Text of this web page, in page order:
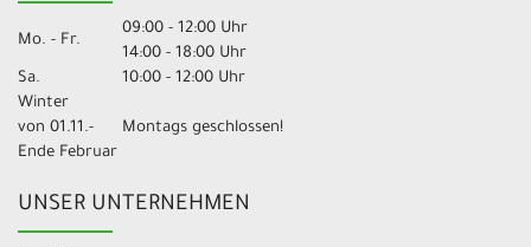
Mo. - Fr.
09:00 - 12:00 Uhr
14:00 - 18:00 Uhr
Sa.
10:00 - 12:00 Uhr
Winter
von 01.11.-
Ende Februar
Montags geschlossen!
UNSER UNTERNEHMEN